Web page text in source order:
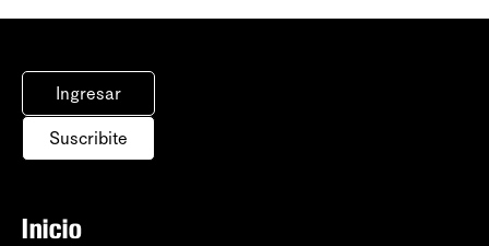
Ingresar
Suscribite
Inicio